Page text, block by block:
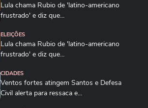
Lula chama Rubio de 'latino-americano
frustrado' e diz que...
ELEIÇÕES
Lula chama Rubio de 'latino-americano
frustrado' e diz que...
CIDADES
Ventos fortes atingem Santos e Defesa
Civil alerta para ressaca e...